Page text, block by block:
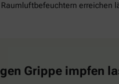
erreichen
Grippe impfen